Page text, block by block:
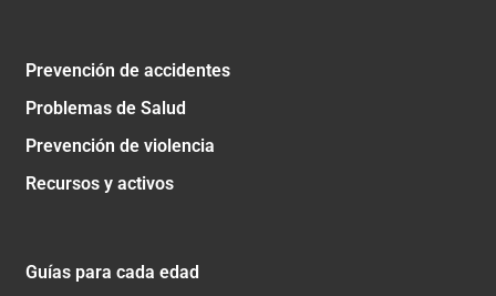
Prevención de accidentes
Problemas de Salud
Prevención de violencia
Recursos y activos
Guías para cada edad